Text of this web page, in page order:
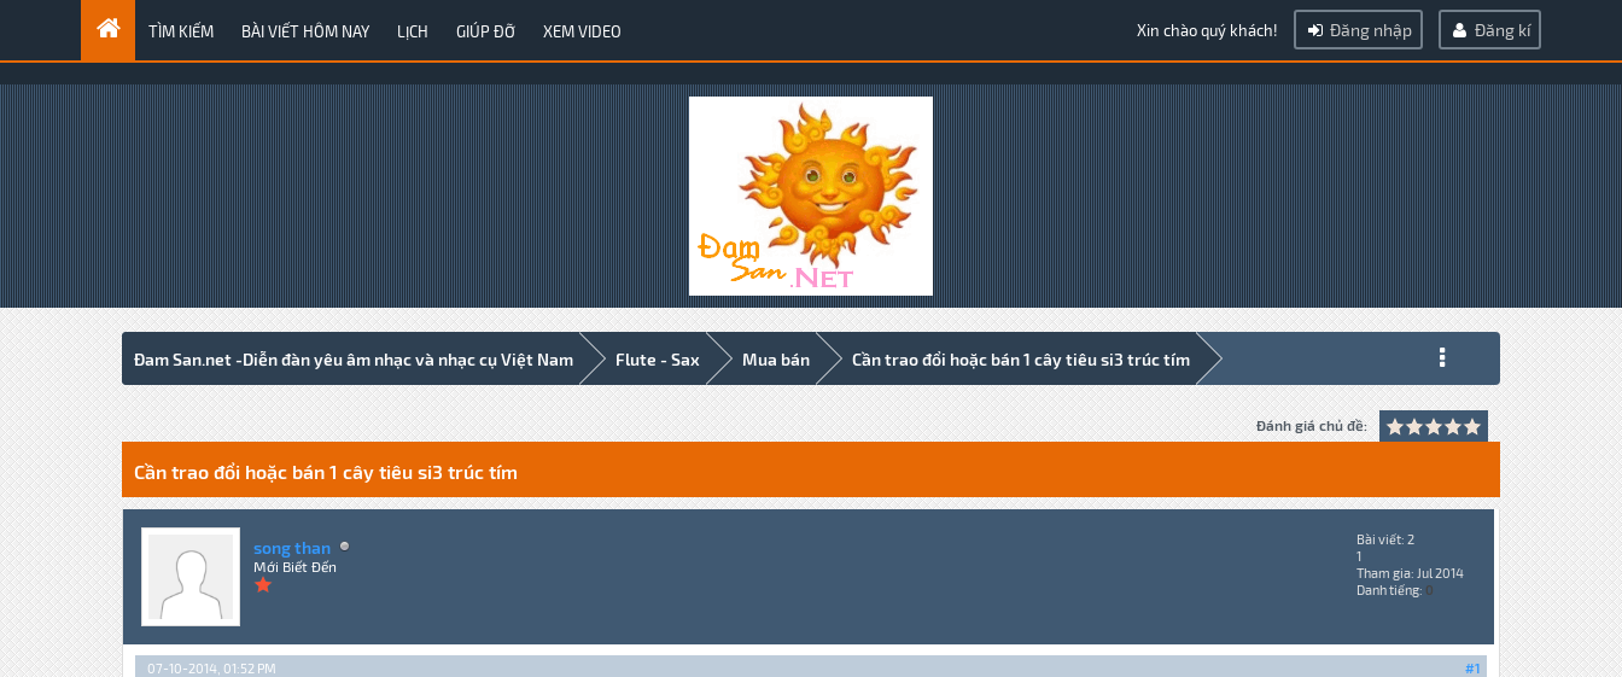
TÌM KIẾM BÀI VIẾT HÔM NAY LỊCH GIÚP ĐỠ XEM VIDEO Xin chào quý khách! Đăng nhập Đăng kí
Đam San.net -Diễn đàn yêu âm nhạc và nhạc cụ Việt Nam Flute - Sax Mua bán Cần trao đổi hoặc bán 1 cây tiêu si3 trúc tím
Đánh giá chủ đề:
0 Votes - 0 Average
1
2
3
4
5
Cần trao đổi hoặc bán 1 cây tiêu si3 trúc tím
song than
Mới Biết Đến
Bài viết: 2
1
Tham gia: Jul 2014
Danh tiếng: 0
#1
07-10-2014, 01:52 PM